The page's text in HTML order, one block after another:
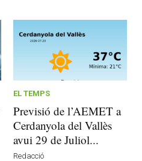
EL TEMPS
Previsió de l’AEMET a
Cerdanyola del Vallès
avui 29 de Juliol...
Redacció